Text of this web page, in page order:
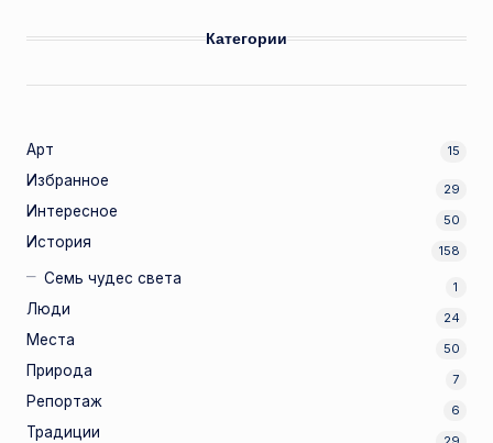
Категории
Арт 15
Избранное
29
Интересное
50
История
158
Семь чудес света
1
Люди
24
Места
50
Природа
7
Репортаж
6
Традиции